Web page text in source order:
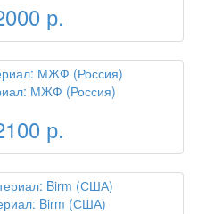
р.
МЖФ (Россия)
р.
Birm (США)